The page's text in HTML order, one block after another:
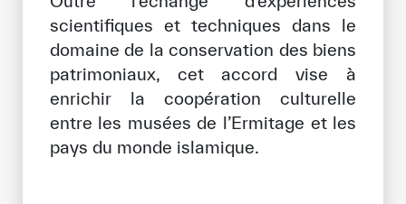
scientifiques et techniques dans le
domaine de la conservation des biens
patrimoniaux, cet accord vise à
enrichir la coopération culturelle
entre les musées de l’Ermitage et les
pays du monde islamique.